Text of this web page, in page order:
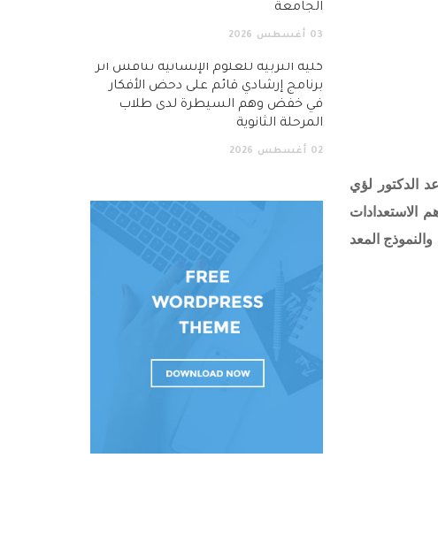
الاستاذ المساعد الدكتور لؤي
الاستعدادات
المعد
الجامعة
03 أغسطس 2026
كلية التربية للعلوم الإنسانية تناقش أثر
برنامج إرشادي قائم على دحض الأفكار
في خفض وهم السيطرة لدى طلاب
المرحلة الثانوية
02 أغسطس 2026